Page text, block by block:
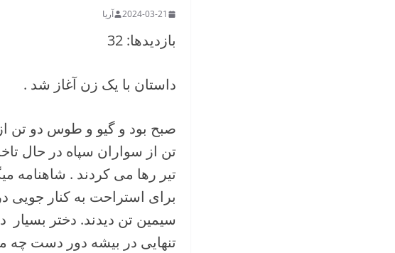
2024-03-21 آریا
بازدیدها: 32
داستان با یک زن آغاز شد .
صبح بود و گیو و طوس دو تن
تن از سواران سپاه در حال
تیر رها می کردند . شاهنامه
برای استراحت به کنار جویی
سیمین تن دیدند. دختر بسیار
تنهایی در بیشه دور دست چه